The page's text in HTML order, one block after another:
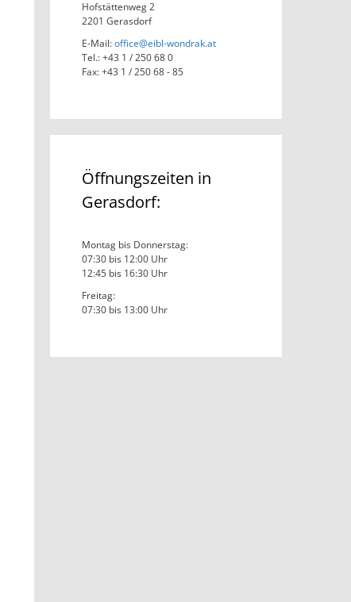
Hofstättenweg 2
2201 Gerasdorf
E-Mail:office@eibl-wondrak.at
Tel.: +43 1 / 250 68 0
Fax: +43 1 / 250 68 - 85
Öffnungszeiten in
Gerasdorf:
Montag bis Donnerstag:
07:30 bis 12:00 Uhr
12:45 bis 16:30 Uhr
Freitag:
07:30 bis 13:00 Uhr